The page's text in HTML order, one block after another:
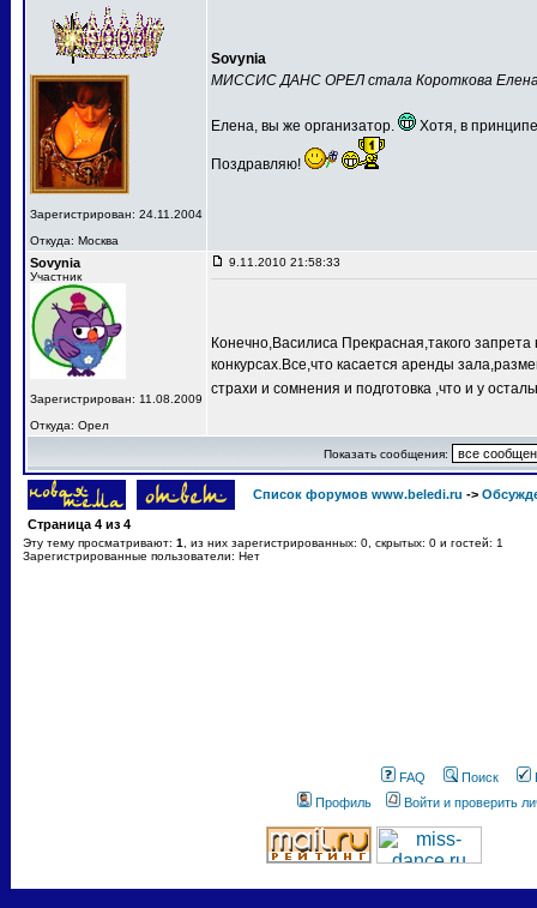
Зарегистрирован: 24.11.2004
Откуда: Москва
Sovynia
МИССИС ДАНС ОРЕЛ стала Короткова
Елена, вы же организатор. Хотя, в
Поздравляю!
Sovynia
Участник
Зарегистрирован: 11.08.2009
Откуда: Орел
9.11.2010 21:58:33
Конечно,Василиса Прекрасная,такого
конкурсах.Все,что касается аренды
страхи и сомнения и подготовка ,что и у
Показать сообщения:
Список форумов www.beledi.ru ->
Страница 4 из 4
Эту тему просматривают: 1
, из них зарегистрированных: 0, скрытых: 0 и гостей: 1
Зарегистрированные пользователи: Нет
FAQ Поиск
Профиль
Войти и проверить